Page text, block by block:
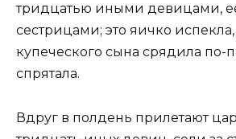
тридцатью иными девицами,
сестрицами; это яичко
купеческого сына срядила по-
спрятала.
Вдруг в полдень прилетают